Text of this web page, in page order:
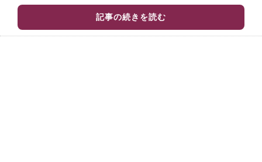
記事の続きを読む